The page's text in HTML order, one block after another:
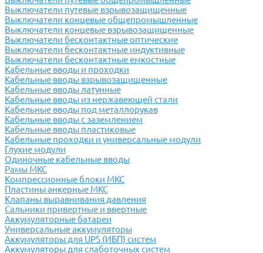
Выключатели путевые взрывозащищенные
Выключатели концевые общепромышленные
Выключатели концевые взрывозащищенные
Выключатели бесконтактные оптические
Выключатели бесконтактные индуктивные
Выключатели бесконтактные емкостные
Кабельные вводы и проходки
Кабельные вводы взрывозащищенные
Кабельные вводы латунные
Кабельные вводы из нержавеющей стали
Кабельные вводы под металлорукав
Кабельные вводы с заземлением
Кабельные вводы пластиковые
Кабельные проходки и универсальные модули
Глухие модули
Одиночные кабельные вводы
Рамы МКС
Компрессионные блоки МКС
Пластины анкерные МКС
Клапаны выравнивания давления
Сальники привертные и ввертные
Аккумуляторные батареи
Универсальные аккумуляторы
Аккумуляторы для UPS (ИБП) систем
Аккумуляторы для слаботочных систем